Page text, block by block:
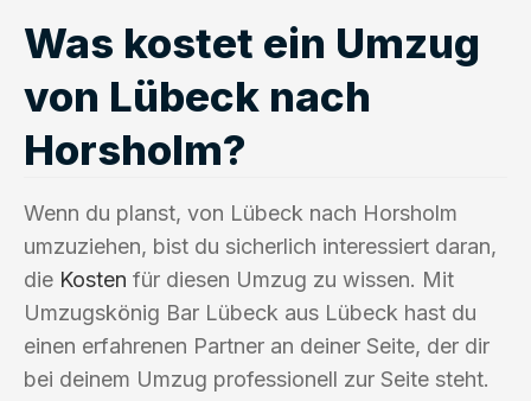
Was kostet ein Umzug
von Lübeck nach
Horsholm?
Wenn du planst, von Lübeck nach Horsholm
umzuziehen, bist du sicherlich interessiert daran,
die Kosten für diesen Umzug zu wissen. Mit
Umzugskönig Bar Lübeck aus Lübeck hast du
einen erfahrenen Partner an deiner Seite, der dir
bei deinem Umzug professionell zur Seite steht.